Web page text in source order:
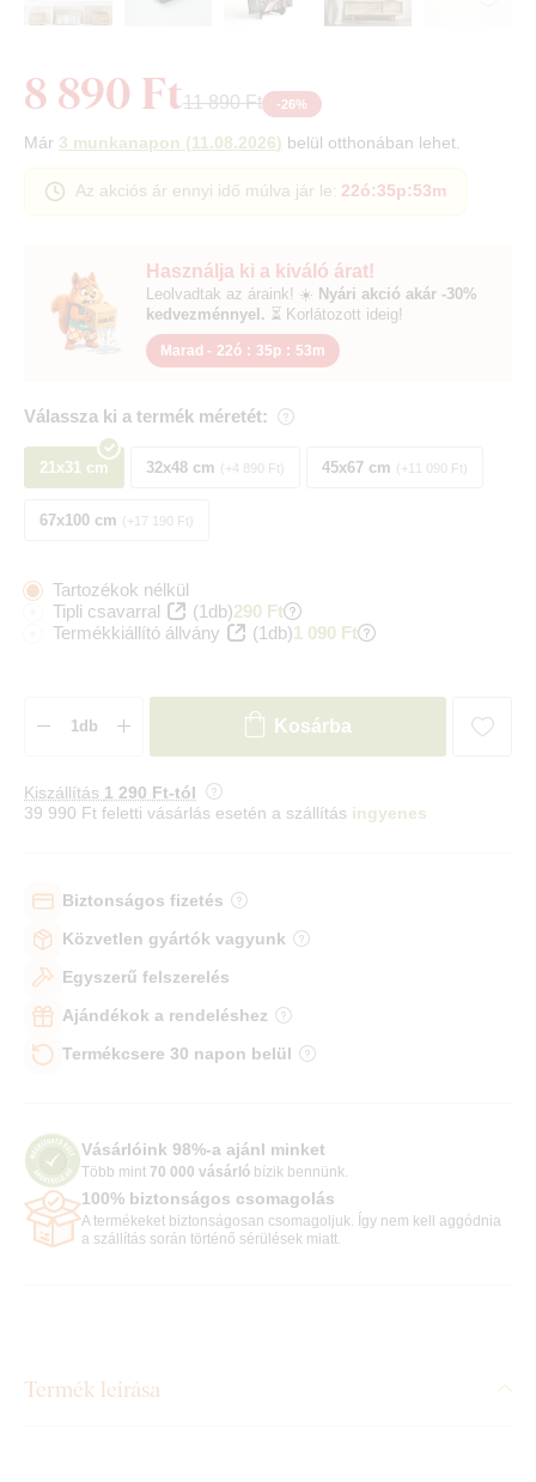
Használja ki a kiváló árat!
Leolvadtak az áraink! ☀️ Nyári akció akár -30%
kedvezménnyel. ⏳ Korlátozott ideig!
Marad - 22ó : 35p : 52m
Válassza ki a termék méretét:
21x31 cm 32x48 cm +4 890 Ft 45x67 cm +11 090 Ft
67x100 cm +17 190 Ft
8 890 Ft11 890 Ft -26%
Már 3 munkanapon (11.08.2026) belül otthonában lehet.
Az akciós ár ennyi idő múlva jár le: 22ó:35p:52m
Tartozékok nélkül
Tipli csavarral
(1db)290 Ft
Termékkiállító állvány
(1db)1 090 Ft
Kosárba
Kiszállítás 1 290 Ft-tól
39 990 Ft feletti vásárlás esetén a szállítás ingyenes
Biztonságos fizetés
Közvetlen gyártók vagyunk
Egyszerű felszerelés
Ajándékok a rendeléshez
Termékcsere 30 napon belül
Vásárlóink 98%-a ajánl minket
Több mint 70 000 vásárló bízik bennünk.
100% biztonságos csomagolás
A termékeket biztonságosan csomagoljuk. Így nem kell aggódnia
a szállítás során történő sérülések miatt.
Termék leírása